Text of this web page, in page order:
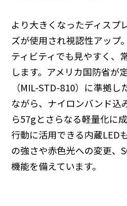
より大きくなったディスプ
ズが使用され視認性アップ
ティビティでも見やすく、
します。アメリカ国防省が
（MIL-STD-810）に準拠し
ながら、ナイロンバンド込
ら57gとさらなる軽量化に
行動に活用できる内蔵LED
の強さや赤色光への変更、
機能を備えています。